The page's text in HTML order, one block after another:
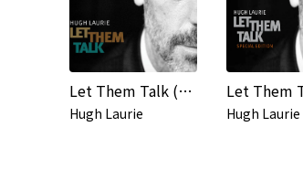
Let Them Talk (Bonus Track Version)
Hugh Laurie Hugh Laurie